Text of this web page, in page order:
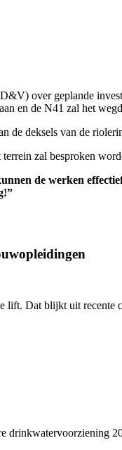
over geplande
en de N41 zal het
de deksels van de
zal besproken
de werken
lift. Dat blijkt uit